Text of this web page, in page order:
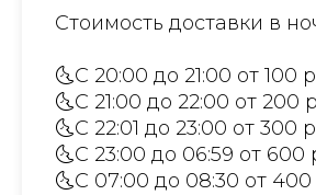
Стоимость доставки в
🌜С 20:00 до 21:00 от 100 р
🌜С 21:00 до 22:00 от 200 р
🌜С 22:01 до 23:00 от 300 р
🌜С 23:00 до 06:59 от 600
🌜С 07:00 до 08:30 от 400